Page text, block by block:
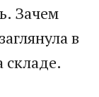
Зачем
в
складе.